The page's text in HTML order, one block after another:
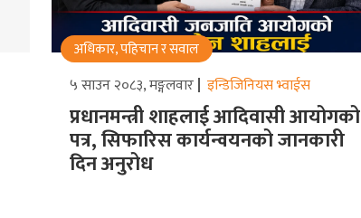
अधिकार, पहिचान र सवाल
५ साउन २०८३, मङ्गलवार इन्डिजिनियस भ्वाईस
प्रधानमन्त्री शाहलाई आदिवासी आयोगको
पत्र, सिफारिस कार्यन्वयनको जानकारी
दिन अनुरोध